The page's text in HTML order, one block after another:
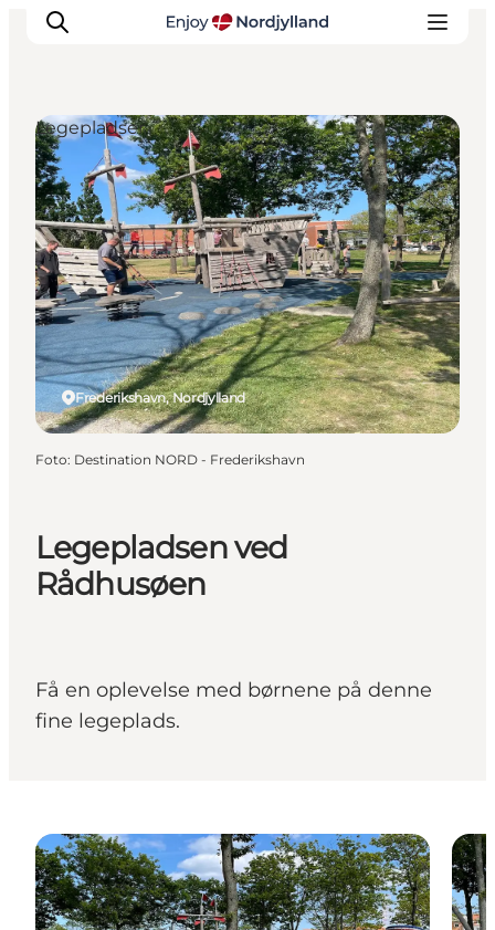
Oplevelser og aktiviteter
Planlæg din tur
Byer og steder
Guides
Det sker
For børn
Legepladsen ved
Rådhusøen
Få en oplevelse med børnene på denne
fine legeplads.
Frederikshavn, Nordjylland
Legepladser
Foto: Destination NORD - Frederikshavn